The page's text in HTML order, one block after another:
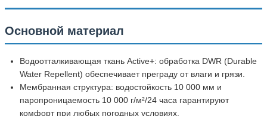
Основной материал
Водоотталкивающая ткань Active+: обработка DWR (Durable
Water Repellent) обеспечивает преграду от влаги и грязи.
Мембранная структура: водостойкость 10 000 мм и
паропроницаемость 10 000 г/м²/24 часа гарантируют
комфорт при любых погодных условиях.